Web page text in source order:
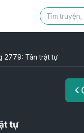
2779: Tân trật tự
tự